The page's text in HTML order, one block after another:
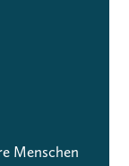
Menschen